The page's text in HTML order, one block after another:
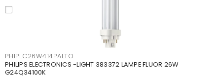
PHIPLC26W414PALTO
PHILIPS ELECTRONICS -LIGHT 383372 LAMPE FLUOR 26W
G24Q34100K